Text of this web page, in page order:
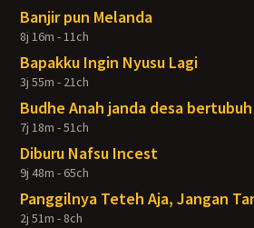
Banjir pun Melanda
8j 16m - 11ch
Bapakku Ingin Nyusu Lagi
3j 55m - 21ch
Budhe Anah janda desa
7j 18m - 51ch
Diburu Nafsu Incest
9j 48m - 65ch
Panggilnya Teteh Aja, Jangan
2j 51m - 8ch